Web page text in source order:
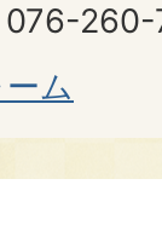
076-
ム